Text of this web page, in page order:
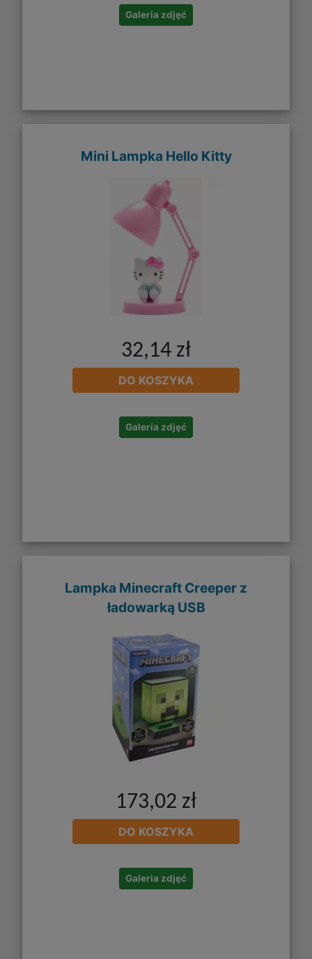
Galeria zdjęć
Mini Lampka Hello Kitty
32,14 zł
DO KOSZYKA
Galeria zdjęć
Lampka Minecraft Creeper z
ładowarką USB
173,02 zł
DO KOSZYKA
Galeria zdjęć